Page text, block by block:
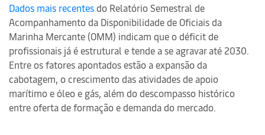
Dados mais recentesdo Relatório Semestral de
Acompanhamento da Disponibilidade de Oficiais da
Marinha Mercante (OMM) indicam que o déficit de
profissionais já é estrutural e tende a se agravar até 2030.
Entre os fatores apontados estão a expansão da
cabotagem, o crescimento das atividades de apoio
marítimo e óleo e gás, além do descompasso histórico
entre oferta de formação e demanda do mercado.